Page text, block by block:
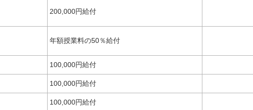
200,000円給付
年額授業料の50％給付
100,000円給付
100,000円給付
100,000円給付